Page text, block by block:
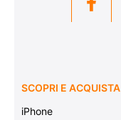
SCOPRI E ACQUISTA
iPhone